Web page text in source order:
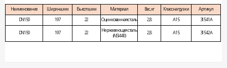
Наименование Ширина, мм Высота, мм Материал Вес, кг Класс нагрузки
Артикул
DN150
197 22 Оцинкованная сталь 2,8 A15
31541А
DN150
197 22
Нержавеющая сталь
(AISI 440)
2,8 A15 31542А